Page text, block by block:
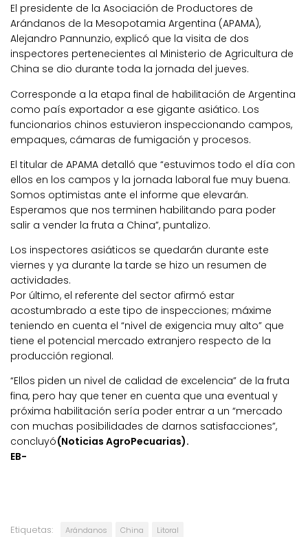
El presidente de la Asociación de Productores de
Arándanos de la Mesopotamia Argentina (APAMA),
Alejandro Pannunzio, explicó que la visita de dos
inspectores pertenecientes al Ministerio de Agricultura de
China se dio durante toda la jornada del jueves.
Corresponde a la etapa final de habilitación de Argentina
como país exportador a ese gigante asiático. Los
funcionarios chinos estuvieron inspeccionando campos,
empaques, cámaras de fumigación y procesos.
El titular de APAMA detalló que “estuvimos todo el día con
ellos en los campos y la jornada laboral fue muy buena.
Somos optimistas ante el informe que elevarán.
Esperamos que nos terminen habilitando para poder
salir a vender la fruta a China”, puntalizo.
Los inspectores asiáticos se quedarán durante este
viernes y ya durante la tarde se hizo un resumen de
actividades.
Por último, el referente del sector afirmó estar
acostumbrado a este tipo de inspecciones; máxime
teniendo en cuenta el “nivel de exigencia muy alto” que
tiene el potencial mercado extranjero respecto de la
producción regional.
“Ellos piden un nivel de calidad de excelencia” de la fruta
fina, pero hay que tener en cuenta que una eventual y
próxima habilitación sería poder entrar a un “mercado
con muchas posibilidades de darnos satisfacciones”,
concluyó(Noticias AgroPecuarias).
EB-
Etiquetas: Arándanos China Litoral